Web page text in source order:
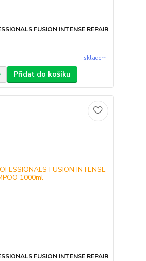
FUSION INTENSE REPAIR
skladem
Přidat do košíku
FUSION INTENSE REPAIR